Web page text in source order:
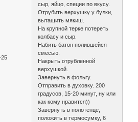
25
сыр, яйцо, специи по вкусу.
Отрубить верхушку у булки,
вытащить мякиш.
На крупной терке потереть
колбасу и сыр.
Набить батон полившейся
смесью.
Накрыть отрубленной
верхушкой.
Завернуть в фольгу.
Отправить в духовку. 200
градусов, 15-20 минут, ну или
как кому нравится))
Завернуть в полотенце,
положить в термосумку, 6